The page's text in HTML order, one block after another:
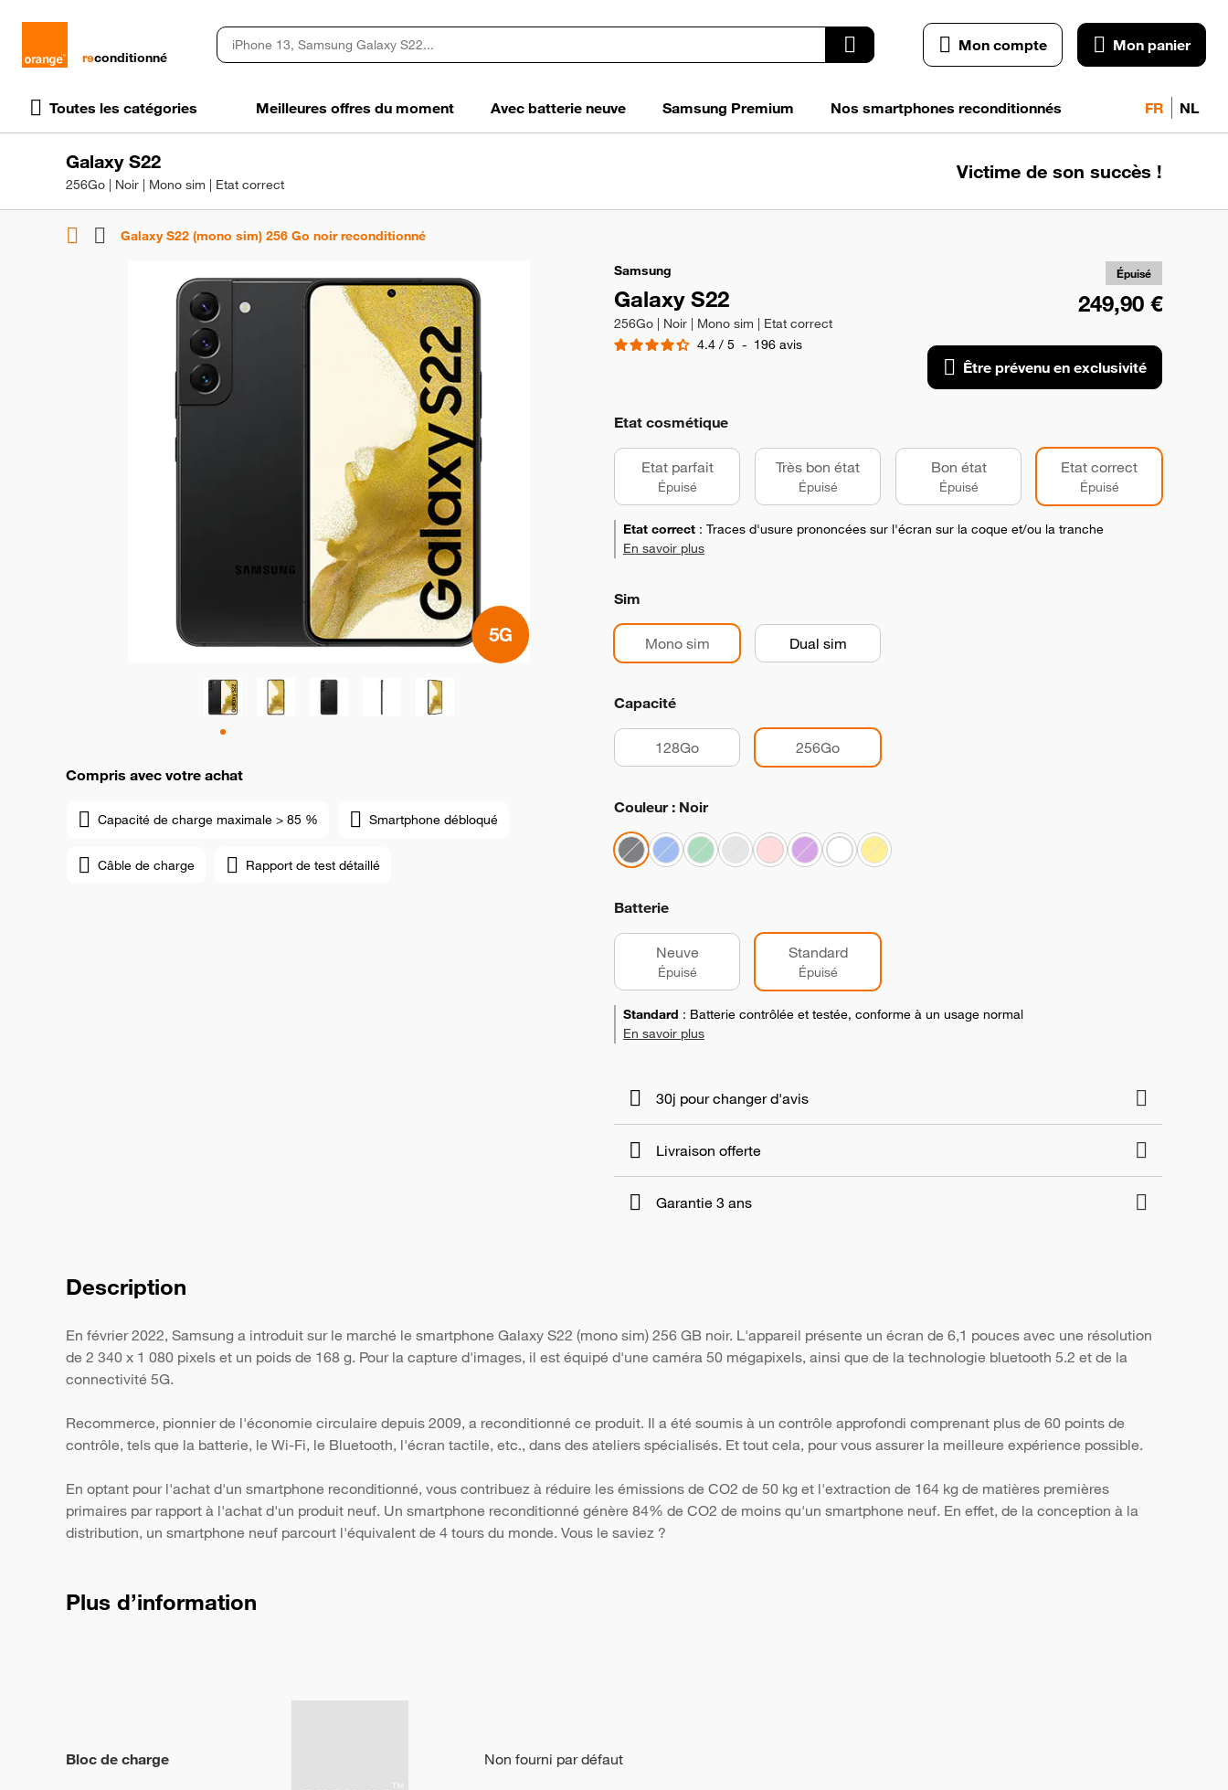
rɘconditionné
Mon compte Mon panier
Toutes les catégories Meilleures offres du moment Avec batterie neuve Samsung Premium Nos smartphones reconditionnés FR NL
Galaxy S22
256Go | Noir | Mono sim | Etat correct
Victime de son succès !
Galaxy S22 (mono sim) 256 Go noir reconditionné
Samsung
Galaxy S22
256Go | Noir | Mono sim | Etat correct
4.4 / 5 - 196 avis
Épuisé
Compris avec votre achat
Capacité de charge maximale > 85 % Smartphone débloqué
Câble de charge Rapport de test détaillé
249,90 €
Être prévenu en exclusivité
Etat cosmétique
Etat parfait
Épuisé
Très bon état
Épuisé
Bon état
Épuisé
Etat correct
Épuisé
Etat correct : Traces d'usure prononcées sur l'écran sur la coque et/ou la tranche
En savoir plus
Sim
Mono sim Dual sim
Capacité
128Go 256Go
Couleur : Noir
Batterie
Neuve
Épuisé
Standard
Épuisé
Standard : Batterie contrôlée et testée, conforme à un usage normal
En savoir plus
30j pour changer d'avis
Livraison offerte
Garantie 3 ans
Description
En février 2022, Samsung a introduit sur le marché le smartphone Galaxy S22 (mono sim) 256 GB noir. L'appareil présente un écran de 6,1 pouces avec une résolution
de 2 340 x 1 080 pixels et un poids de 168 g. Pour la capture d'images, il est équipé d'une caméra 50 mégapixels, ainsi que de la technologie bluetooth 5.2 et de la
connectivité 5G.
Recommerce, pionnier de l'économie circulaire depuis 2009, a reconditionné ce produit. Il a été soumis à un contrôle approfondi comprenant plus de 60 points de
contrôle, tels que la batterie, le Wi-Fi, le Bluetooth, l'écran tactile, etc., dans des ateliers spécialisés. Et tout cela, pour vous assurer la meilleure expérience possible.
En optant pour l'achat d'un smartphone reconditionné, vous contribuez à réduire les émissions de CO2 de 50 kg et l'extraction de 164 kg de matières premières
primaires par rapport à l'achat d'un produit neuf. Un smartphone reconditionné génère 84% de CO2 de moins qu'un smartphone neuf. En effet, de la conception à la
distribution, un smartphone neuf parcourt l'équivalent de 4 tours du monde. Vous le saviez ?
Plus d’information
Bloc de charge Non fourni par défaut